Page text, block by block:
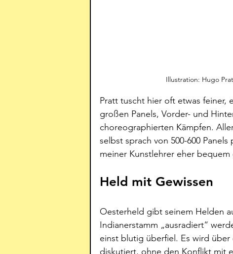
Illustration: Hugo
Pratt tuscht hier oft etwas feiner,
großen Panels, Vorder- und
choreographierten Kämpfen.
selbst sprach von 500-600
meiner Kunstlehrer eher
Held mit Gewissen
Oesterheld gibt seinem Helden
Indianerstamm „ausradiert“
einst blutig überfiel. Es wird
diskutiert, ohne den Konflikt mit